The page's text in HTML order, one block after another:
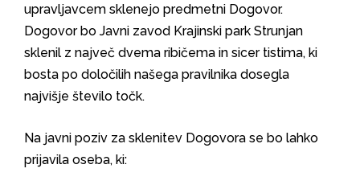
upravljavcem sklenejo predmetni Dogovor.
Dogovor bo Javni zavod Krajinski park Strunjan
sklenil z največ dvema ribičema in sicer tistima, ki
bosta po določilih našega pravilnika dosegla
najvišje število točk.
Na javni poziv za sklenitev Dogovora se bo lahko
prijavila oseba, ki: